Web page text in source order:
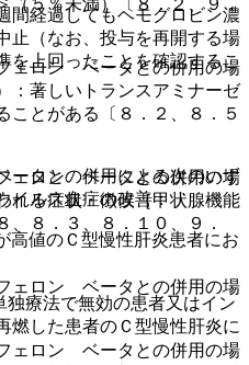
（５％未満）〔８．２、９．
ェロン ベータとの併用の場
：著しいトランスアミナーゼ
ことがある〔８．２、８．５
ェロン ベータとの併用の場
れる症状・徴候［甲状腺機能
、８．３、８．１０、９．
ェロン ベータとの併用の場
ェロン ベータとの併用の場
間経過してもヘモグロビン濃
止（なお、投与を再開する場
を上回ったことを確認するこ
タとの併用による次のいず
イルス血症の改善：
値のＣ型慢性肝炎患者にお
療法で無効の患者又はイン
燃した患者のＣ型慢性肝炎に